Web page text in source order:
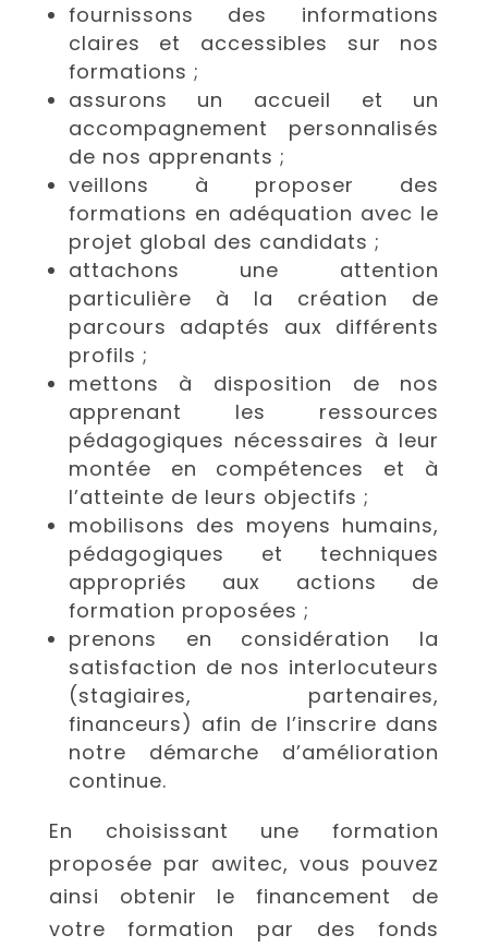
fournissons des informations
claires et accessibles sur nos
formations ;
assurons un accueil et un
accompagnement personnalisés
de nos apprenants ;
veillons à proposer des
formations en adéquation avec le
projet global des candidats ;
attachons une attention
particulière à la création de
parcours adaptés aux différents
profils ;
mettons à disposition de nos
apprenant les ressources
pédagogiques nécessaires à leur
montée en compétences et à
l’atteinte de leurs objectifs ;
mobilisons des moyens humains,
pédagogiques et techniques
appropriés aux actions de
formation proposées ;
prenons en considération la
satisfaction de nos interlocuteurs
(stagiaires, partenaires,
financeurs) afin de l’inscrire dans
notre démarche d’amélioration
continue.
En choisissant une formation
proposée par awitec, vous pouvez
ainsi obtenir le financement de
votre formation par des fonds